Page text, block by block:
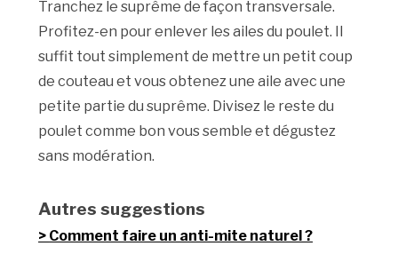
Tranchez le suprême de façon transversale.
Profitez-en pour enlever les ailes du poulet. Il
suffit tout simplement de mettre un petit coup
de couteau et vous obtenez une aile avec une
petite partie du suprême. Divisez le reste du
poulet comme bon vous semble et dégustez
sans modération.
Autres suggestions
Comment faire un anti-mite naturel ?